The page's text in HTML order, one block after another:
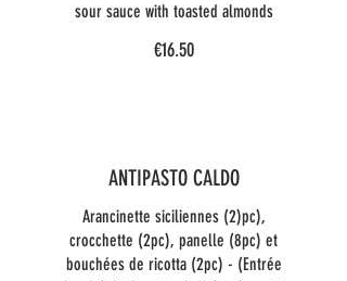
sour sauce with toasted almonds
€16.50
ANTIPASTO CALDO
Arancinette siciliennes (2)pc),
crocchette (2pc), panelle (8pc) et
bouchées de ricotta (2pc) - (Entrée